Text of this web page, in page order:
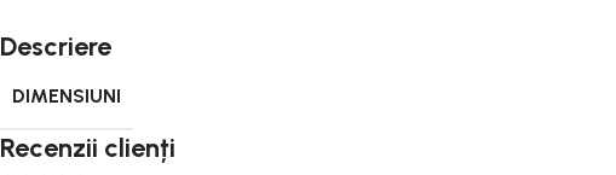
Descriere
DIMENSIUNI
Recenzii clienți